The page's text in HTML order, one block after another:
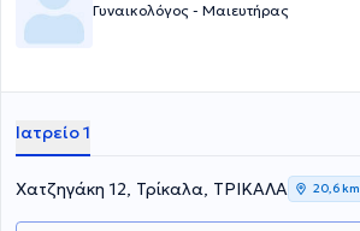
Γυναικολόγος - Μαιευτήρας
Ιατρείο 1
Χατζηγάκη 12, Τρίκαλα, ΤΡΙΚΑΛΑ 20,6 km